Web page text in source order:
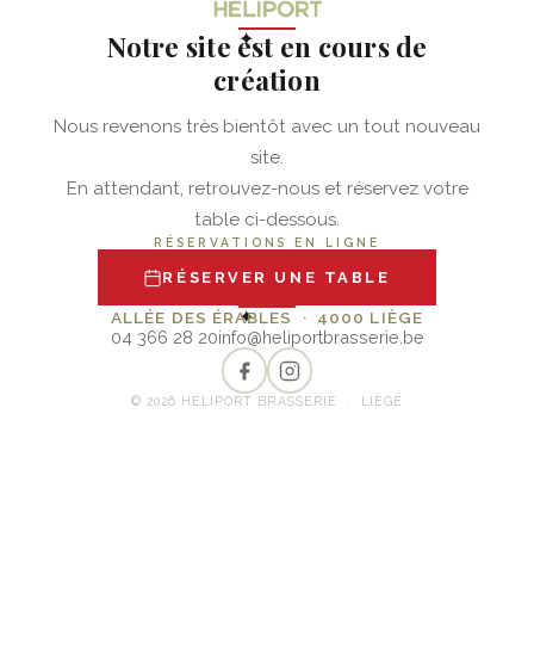
✦
Notre site est en cours de
création
Nous revenons très bientôt avec un tout nouveau
site.
En attendant, retrouvez-nous et réservez votre
table ci-dessous.
RÉSERVATIONS EN LIGNE
RÉSERVER UNE TABLE
✦
ALLÉE DES ÉRABLES · 4000 LIÈGE
04 366 28 20info@heliportbrasserie.be
© 2026 HÉLIPORT BRASSERIE · LIÈGE